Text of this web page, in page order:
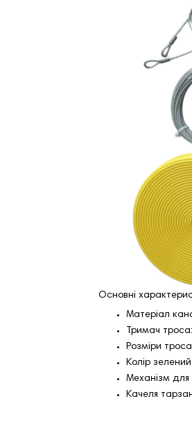
Основні
Матеріал
Тримач
Розміри
Колір зелений
Механізм для
Качеля